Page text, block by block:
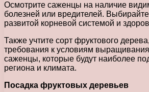
Осмотрите саженцы на наличие
болезней или вредителей.
развитой корневой системой и
Также учтите сорт фруктового
требования к условиям
саженцы, которые будут наиболее
региона и климата.
Посадка фруктовых деревьев